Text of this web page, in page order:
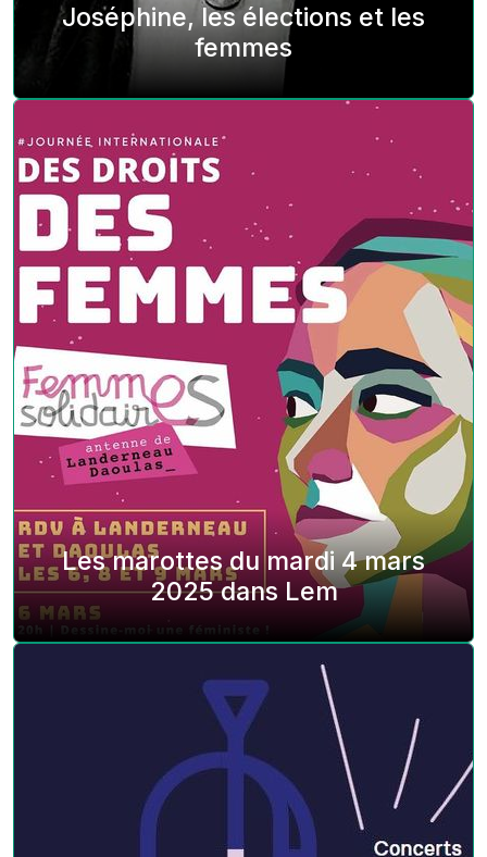
Joséphine, les élections et les
femmes
Les marottes du mardi 4 mars
2025 dans Lem